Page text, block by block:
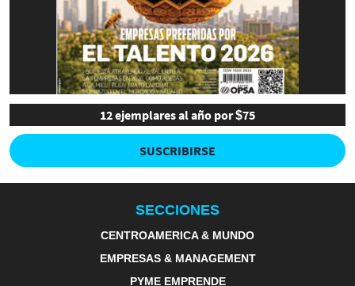
12 ejemplares al año por $75
SUSCRIBIRSE
SECCIONES
CENTROAMERICA & MUNDO
EMPRESAS & MANAGEMENT
PYME EMPRENDE